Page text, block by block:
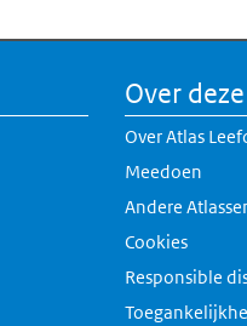
Over
Over Atlas
Meedoen
Andere
Cookies
Responsible